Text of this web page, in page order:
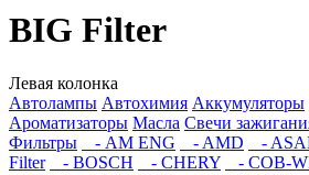
BIG Filter
Левая колонка
Автолампы Автохимия Аккумуляторы
Ароматизаторы Масла Свечи
Фильтры
- AM ENG - AMD -
Filter
- BOSCH - CHERY - COB-